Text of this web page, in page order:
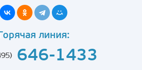
линия:
646-1433